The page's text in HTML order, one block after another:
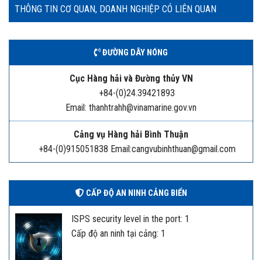
THÔNG TIN CƠ QUAN, DOANH NGHIỆP CÓ LIÊN QUAN
ĐƯỜNG DÂY NÓNG
Cục Hàng hải và Đường thủy VN
+84-(0)24.39421893
Email: thanhtrahh@vinamarine.gov.vn
Cảng vụ Hàng hải Bình Thuận
+84-(0)915051838 Email:cangvubinhthuan@gmail.com
CẤP ĐỘ AN NINH CẢNG BIỂN
ISPS security level in the port: 1
Cấp độ an ninh tại cảng: 1